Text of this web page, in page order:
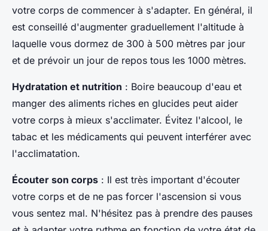
votre corps de commencer à s'adapter. En général, il
est conseillé d'augmenter graduellement l'altitude à
laquelle vous dormez de 300 à 500 mètres par jour
et de prévoir un jour de repos tous les 1000 mètres.
Hydratation et nutrition : Boire beaucoup d'eau et
manger des aliments riches en glucides peut aider
votre corps à mieux s'acclimater. Évitez l'alcool, le
tabac et les médicaments qui peuvent interférer avec
l'acclimatation.
Écouter son corps : Il est très important d'écouter
votre corps et de ne pas forcer l'ascension si vous
vous sentez mal. N'hésitez pas à prendre des pauses